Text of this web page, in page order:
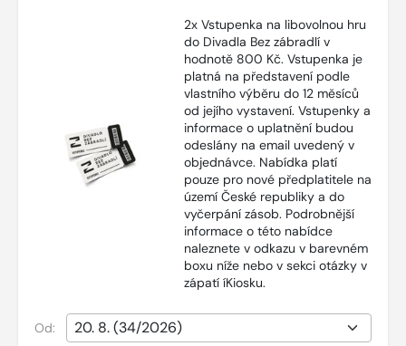
2x Vstupenka na libovolnou hru
do Divadla Bez zábradlí v
hodnotě 800 Kč. Vstupenka je
platná na představení podle
vlastního výběru do 12 měsíců
od jejího vystavení. Vstupenky a
informace o uplatnění budou
odeslány na email uvedený v
objednávce. Nabídka platí
pouze pro nové předplatitele na
území České republiky a do
vyčerpání zásob. Podrobnější
informace o této nabídce
naleznete v odkazu v barevném
boxu níže nebo v sekci otázky v
zápatí íKiosku.
Od: